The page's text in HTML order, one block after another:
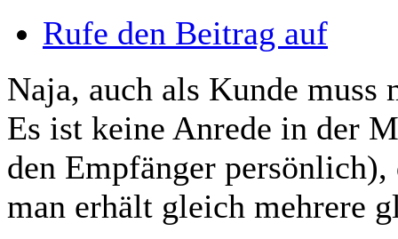
Rufe den Beitrag auf
Naja, auch als Kunde muss
Es ist keine Anrede in der
den Empfänger
man erhält gleich mehrere